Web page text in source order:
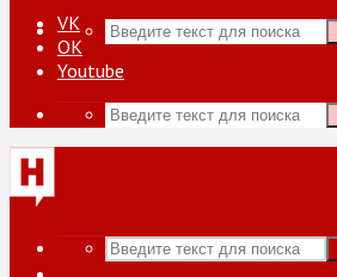
VK
ОК
Youtube